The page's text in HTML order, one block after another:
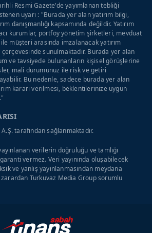
Resmi Gazete'de yayımlanan tebliği
uyarı : "Burada yer alan yatırım bilgi,
danışmanlığı kapsamında değildir. Yatırım
kurumlar, portföy yönetim şirketleri, mevduat
müşteri arasında imzalanacak yatırım
çerçevesinde sunulmaktadır. Burada yer alan
ve tavsiyede bulunanların kişisel görüşlerine
mali durumunuz ile risk ve getiri
Bu nedenle, sadece burada yer alan
kararı verilmesi, beklentilerinize uygun
tarafından sağlanmaktadır.
verilerin doğruluğu ve tamlığı
vermez. Veri yayınında oluşabilecek
ve yanlış yayınlanmasından meydana
Turkuvaz Media Group sorumlu